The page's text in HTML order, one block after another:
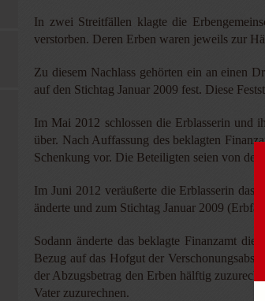
In zwei Streitfällen klagte die
verstorben. Deren Erben waren jeweils zur
Zu diesem Nachlass gehörten ein an einen
auf den Stichtag Januar 2009 fest. Diese
Im Mai 2012 schlossen die Erblasserin und
über. Nach Auffassung des beklagten
Schenkung vor. Die Beteiligten seien von der
Im Juni 2012 veräußerte die Erblasserin
änderte und zum Stichtag Januar 2009
Sodann änderte das beklagte Finanzamt
Bezug auf das Hofgut der
der Abzugsbetrag den Erben hälftig
Vater zuzurechnen.